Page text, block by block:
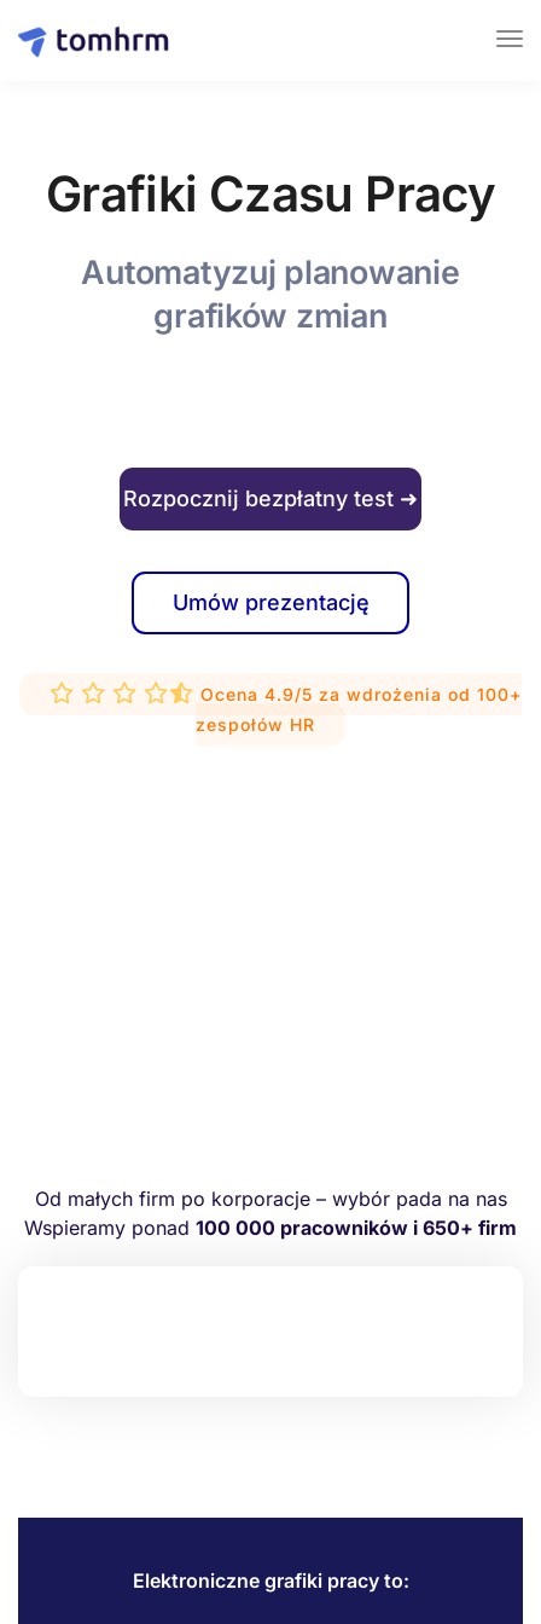
Grafiki Czasu Pracy
Automatyzuj planowanie
grafików zmian
Rozpocznij bezpłatny test ➜
Umów prezentację
Ocena 4.9/5 za wdrożenia od 100+
zespołów HR
Od małych firm po korporacje – wybór pada na nas
Wspieramy ponad 100 000 pracowników i 650+ firm
Elektroniczne grafiki pracy to: